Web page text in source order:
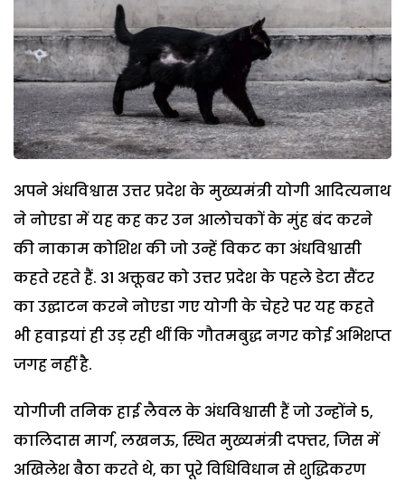
अपने अंधविश्वास उत्तर प्रदेश के मुख्यमंत्री योगी आदित्यनाथ
ने नोएडा में यह कह कर उन आलोचकों के मुंह बंद करने
की नाकाम कोशिश की जो उन्हें विकट का अंधविश्वासी
कहते रहते हैं. 31 अक्तूबर को उत्तर प्रदेश के पहले डेटा सैंटर
का उद्घाटन करने नोएडा गए योगी के चेहरे पर यह कहते
भी हवाइयां ही उड़ रही थीं कि गौतमबुद्ध नगर कोई अभिशप्त
जगह नहीं है.
योगीजी तनिक हाई लैवल के अंधविश्वासी हैं जो उन्होंने 5,
कालिदास मार्ग, लखनऊ, स्थित मुख्यमंत्री दफ्तर, जिस में
अखिलेश बैठा करते थे, का पूरे विधिविधान से शुद्धिकरण